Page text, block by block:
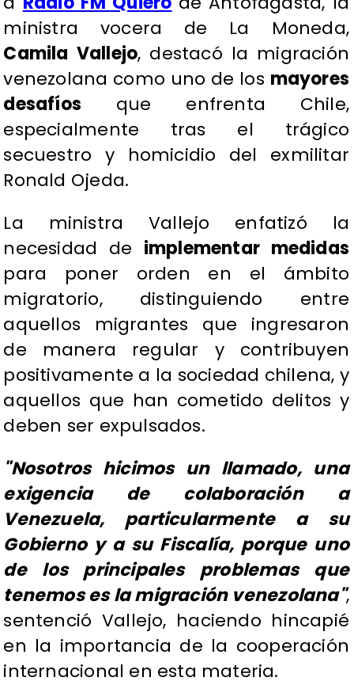
ministra vocera de La Moneda,
Camila Vallejo, destacó la migración
venezolana como uno de los mayores
desafíos que enfrenta Chile,
especialmente tras el trágico
secuestro y homicidio del exmilitar
Ronald Ojeda.
La ministra Vallejo enfatizó la
necesidad de implementar medidas
para poner orden en el ámbito
migratorio, distinguiendo entre
aquellos migrantes que ingresaron
de manera regular y contribuyen
positivamente a la sociedad chilena, y
aquellos que han cometido delitos y
deben ser expulsados.
"Nosotros hicimos un llamado, una
exigencia de colaboración a
Venezuela, particularmente a su
Gobierno y a su Fiscalía, porque uno
de los principales problemas que
tenemos es la migración venezolana",
sentenció Vallejo, haciendo hincapié
en la importancia de la cooperación
internacional en esta materia.